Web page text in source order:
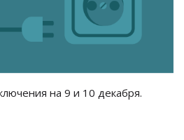
на 9 и 10 декабря.